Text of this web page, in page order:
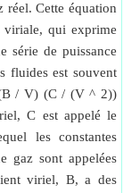
réel. Cette équation
viriale, qui exprime
série de puissance
fluides est souvent
/ V) (C / (V ^ 2))
C est appelé le
les constantes
gaz sont appelées
viriel, B, a des